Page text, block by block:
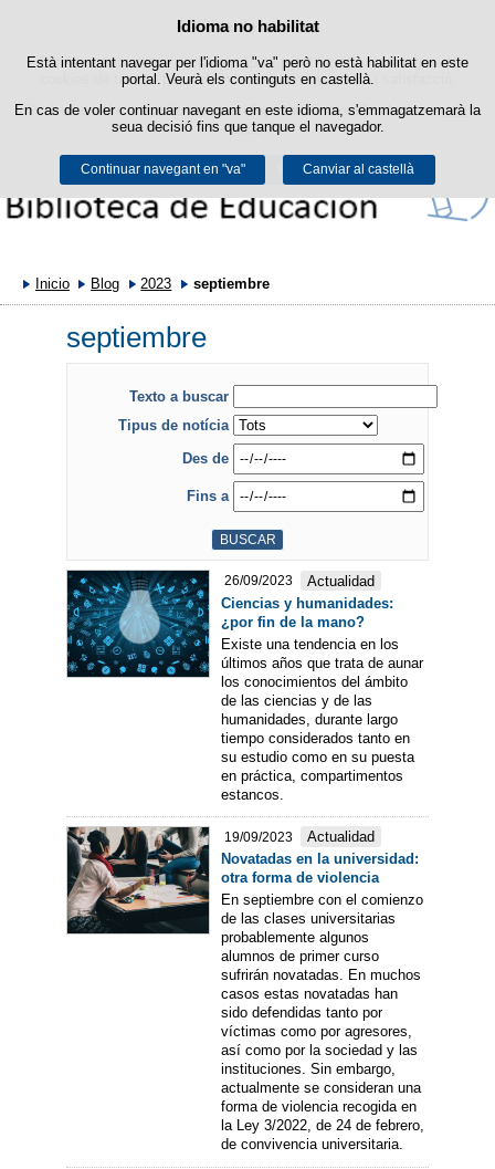
Política de cookies
Este lloc web utilitza cookies pròpies per a facilitar la navegació i
cookies de tercers per a obtindre estadístiques d'ús i satisfacció.
Podeu obtindre més informació en l'apartat "Cookies" del nostreavís
legal.
Acceptar Rebutjar
Idioma no habilitat
Està intentant navegar per l'idioma "va" però no està habilitat en este
portal. Veurà els continguts en castellà.
En cas de voler continuar navegant en este idioma, s'emmagatzemarà la
seua decisió fins que tanque el navegador.
Continuar navegant en "va" Canviar al castellà
Passar al contingut
Inicio Blog 2023 septiembre
septiembre
Texto a buscar
Tipus de notícia
Des de
Fins a
26/09/2023
Actualidad
Ciencias y humanidades:
¿por fin de la mano?
Existe una tendencia en los
últimos años que trata de aunar
los conocimientos del ámbito
de las ciencias y de las
humanidades, durante largo
tiempo considerados tanto en
su estudio como en su puesta
en práctica, compartimentos
estancos.
19/09/2023
Actualidad
Novatadas en la universidad:
otra forma de violencia
En septiembre con el comienzo
de las clases universitarias
probablemente algunos
alumnos de primer curso
sufrirán novatadas. En muchos
casos estas novatadas han
sido defendidas tanto por
víctimas como por agresores,
así como por la sociedad y las
instituciones. Sin embargo,
actualmente se consideran una
forma de violencia recogida en
la Ley 3/2022, de 24 de febrero,
de convivencia universitaria.